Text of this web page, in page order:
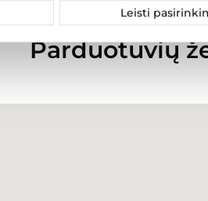
Leisti
Parduotuvių